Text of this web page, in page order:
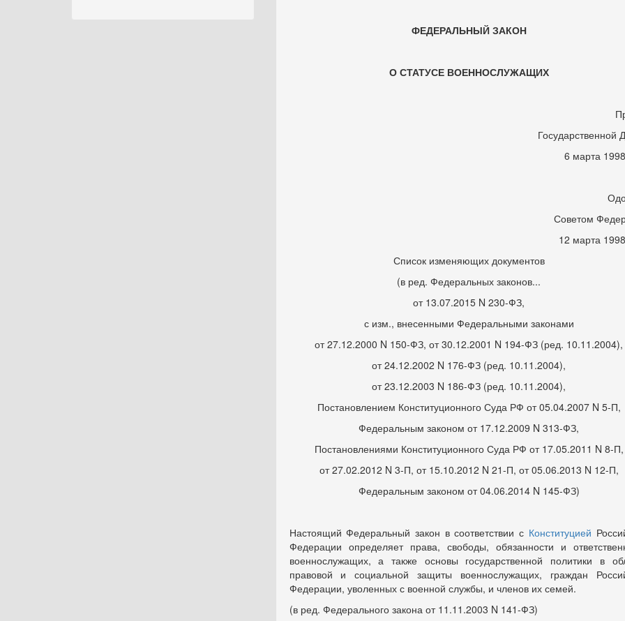
ФЕДЕРАЛЬНЫЙ ЗАКОН
О СТАТУСЕ ВОЕННОСЛУЖАЩИХ
Государственной
6 марта
Советом
12 марта
Список изменяющих документов
(в ред. Федеральных законов...
от 13.07.2015 N 230-ФЗ,
с изм., внесенными Федеральными законами
от 27.12.2000 N 150-ФЗ, от 30.12.2001 N 194-ФЗ (ред. 10.11.2004),
от 24.12.2002 N 176-ФЗ (ред. 10.11.2004),
от 23.12.2003 N 186-ФЗ (ред. 10.11.2004),
Постановлением Конституционного Суда РФ от 05.04.2007 N 5-П,
Федеральным законом от 17.12.2009 N 313-ФЗ,
Постановлениями Конституционного Суда РФ от 17.05.2011 N 8-П,
от 27.02.2012 N 3-П, от 15.10.2012 N 21-П, от 05.06.2013 N 12-П,
Федеральным законом от 04.06.2014 N 145-ФЗ)
Настоящий Федеральный закон в соответствии с Конституцией
Федерации определяет права, свободы, обязанности и
военнослужащих, а также основы государственной политики в
правовой и социальной защиты военнослужащих, граждан
Федерации, уволенных с военной службы, и членов их семей.
(в ред. Федерального закона от 11.11.2003 N 141-ФЗ)